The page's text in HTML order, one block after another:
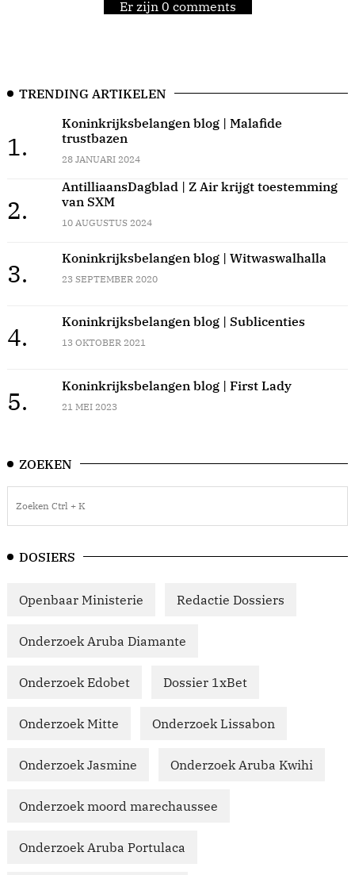
Er zijn 0 comments
TRENDING ARTIKELEN
1.
Koninkrijksbelangen blog | Malafide
trustbazen
28 JANUARI 2024
2.
AntilliaansDagblad | Z Air krijgt toestemming
van SXM
10 AUGUSTUS 2024
3.
Koninkrijksbelangen blog | Witwaswalhalla
23 SEPTEMBER 2020
4.
Koninkrijksbelangen blog | Sublicenties
13 OKTOBER 2021
5.
Koninkrijksbelangen blog | First Lady
21 MEI 2023
ZOEKEN
DOSIERS
Openbaar Ministerie Redactie Dossiers
Onderzoek Aruba Diamante
Onderzoek Edobet Dossier 1xBet
Onderzoek Mitte Onderzoek Lissabon
Onderzoek Jasmine Onderzoek Aruba Kwihi
Onderzoek moord marechaussee
Onderzoek Aruba Portulaca